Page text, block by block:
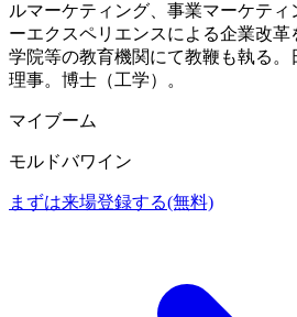
ルマーケティング、事業マーケテ
ーエクスペリエンスによる企業改
学院等の教育機関にて教鞭も執る
理事。博士（工学）。
マイブーム
モルドバワイン
まずは来場登録する(無料)